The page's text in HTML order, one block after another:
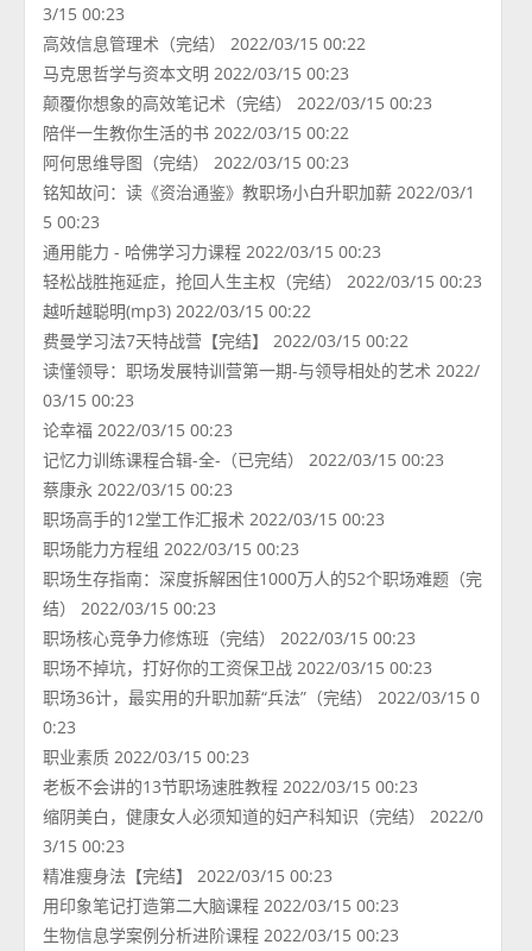
3/15 00:23
高效信息管理术（完结） 2022/03/15 00:22
马克思哲学与资本文明 2022/03/15 00:23
颠覆你想象的高效笔记术（完结） 2022/03/15 00:23
陪伴一生教你生活的书 2022/03/15 00:22
阿何思维导图（完结） 2022/03/15 00:23
铭知故问：读《资治通鉴》教职场小白升职加薪 2022/03/1
5 00:23
通用能力 - 哈佛学习力课程 2022/03/15 00:23
轻松战胜拖延症，抢回人生主权（完结） 2022/03/15 00:23
越听越聪明(mp3) 2022/03/15 00:22
费曼学习法7天特战营【完结】 2022/03/15 00:22
读懂领导：职场发展特训营第一期-与领导相处的艺术 2022/
03/15 00:23
论幸福 2022/03/15 00:23
记忆力训练课程合辑-全-（已完结） 2022/03/15 00:23
蔡康永 2022/03/15 00:23
职场高手的12堂工作汇报术 2022/03/15 00:23
职场能力方程组 2022/03/15 00:23
职场生存指南：深度拆解困住1000万人的52个职场难题（完
结） 2022/03/15 00:23
职场核心竞争力修炼班（完结） 2022/03/15 00:23
职场不掉坑，打好你的工资保卫战 2022/03/15 00:23
职场36计，最实用的升职加薪“兵法”（完结） 2022/03/15 0
0:23
职业素质 2022/03/15 00:23
老板不会讲的13节职场速胜教程 2022/03/15 00:23
缩阴美白，健康女人必须知道的妇产科知识（完结） 2022/0
3/15 00:23
精准瘦身法【完结】 2022/03/15 00:23
用印象笔记打造第二大脑课程 2022/03/15 00:23
生物信息学案例分析进阶课程 2022/03/15 00:23